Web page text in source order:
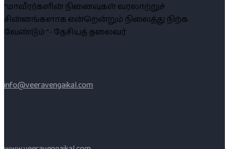
“மாவீரர்களின் நினைவுகள் வரலாற்றுச்
சின்னங்களாக என்றென்றும் நிலைத்து நிற்க
வேண்டும் ”- தேசியத் தலைவர்
info@veeravengaikal.com